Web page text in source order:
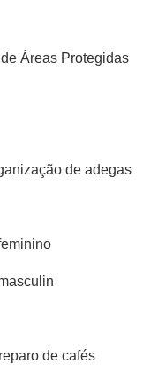
Áreas Protegidas
de adegas
de cafés